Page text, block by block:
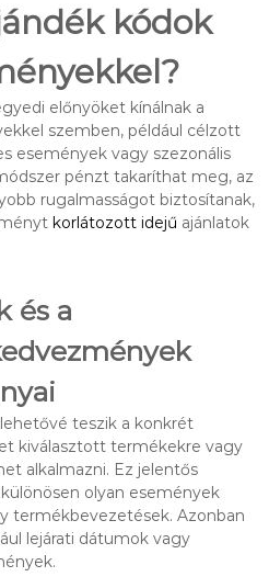
kódok
előnyöket kínálnak a
szemben, például célzott
események vagy szezonális
pénzt takaríthat meg, az
rugalmasságot biztosítanak,
korlátozott idejű ajánlatok
és a
teszik a konkrét
kiválasztott termékekre vagy
alkalmazni. Ez jelentős
olyan események
termékbevezetések. Azonban
lejárati dátumok vagy